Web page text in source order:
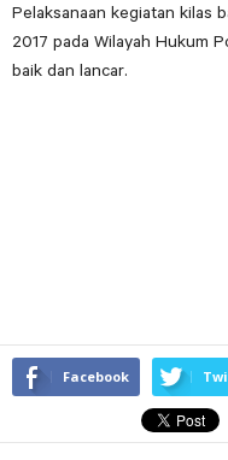
Pelaksanaan kegiatan kilas
2017 pada Wilayah Hukum
baik dan lancar.
Facebook